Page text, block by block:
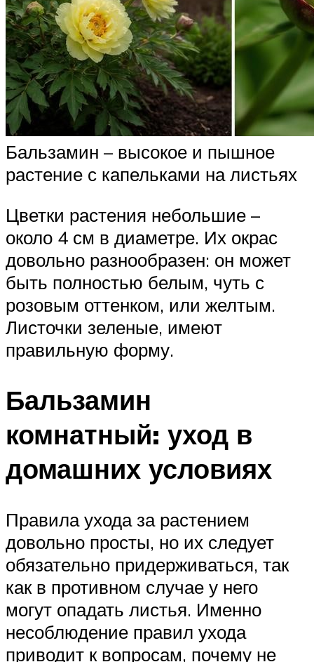
Бальзамин – высокое и пышное
растение с капельками на листьях
Цветки растения небольшие –
около 4 см в диаметре. Их окрас
довольно разнообразен: он может
быть полностью белым, чуть с
розовым оттенком, или желтым.
Листочки зеленые, имеют
правильную форму.
Бальзамин
комнатный: уход в
домашних условиях
Правила ухода за растением
довольно просты, но их следует
обязательно придерживаться, так
как в противном случае у него
могут опадать листья. Именно
несоблюдение правил ухода
приводит к вопросам, почему не